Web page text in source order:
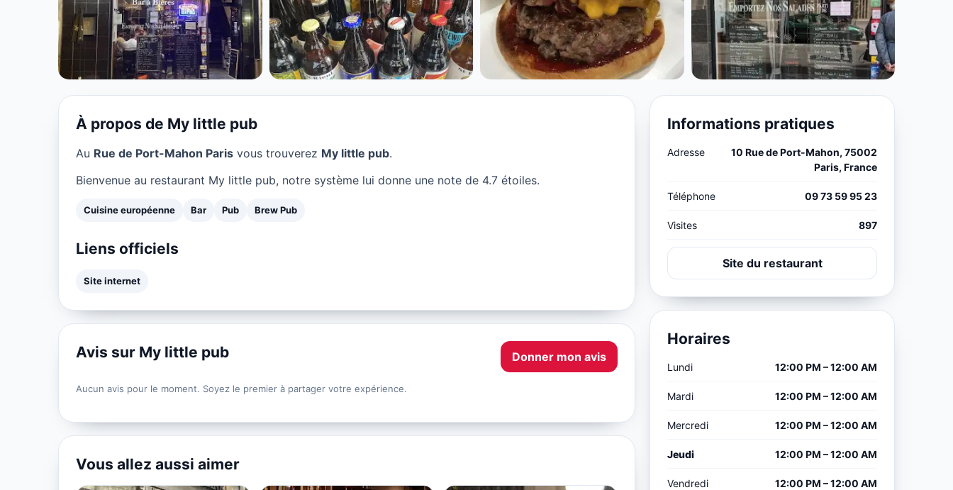
CUISINE EUROPÉENNE
My little pub à Paris
★ 4.7/5
À propos de My little pub
Au Rue de Port-Mahon Paris vous trouverez My little pub.
Bienvenue au restaurant My little pub, notre système lui donne une note de 4.7 étoiles.
Cuisine européenne Bar Pub Brew Pub
Liens officiels
Site internet
Avis sur My little pub Donner mon avis
Aucun avis pour le moment. Soyez le premier à partager votre expérience.
Vous allez aussi aimer
Informations pratiques
Adresse
10 Rue de Port-Mahon, 75002
Paris, France
Téléphone 09 73 59 95 23
Visites 897
Site du restaurant
Horaires
Lundi 12:00 PM – 12:00 AM
Mardi 12:00 PM – 12:00 AM
Mercredi 12:00 PM – 12:00 AM
Jeudi 12:00 PM – 12:00 AM
Vendredi 12:00 PM – 12:00 AM